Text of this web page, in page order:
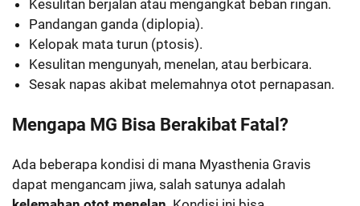
Kesulitan berjalan atau mengangkat beban ringan.
Pandangan ganda (diplopia).
Kelopak mata turun (ptosis).
Kesulitan mengunyah, menelan, atau berbicara.
Sesak napas akibat melemahnya otot pernapasan.
Mengapa MG Bisa Berakibat Fatal?
Ada beberapa kondisi di mana Myasthenia Gravis
dapat mengancam jiwa, salah satunya adalah